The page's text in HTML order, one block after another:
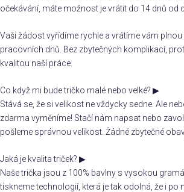
očekávání, máte možnost je vrátit do 14 dnů od
Vaši žádost vyřídíme rychle a vrátíme vám
pracovních dnů. Bez zbytečných komplikací,
kvalitou naší práce.
Co když mi bude tričko malé nebo velké? ▶
Stává se, že si velikost ne vždycky sedne. Ale
zdarma vyměníme! Stačí nám napsat nebo
pošleme správnou velikost. Žádné zbytečné
Jaká je kvalita triček? ▶
Naše trička jsou z 100% bavlny s vysokou
tiskneme technologií, která je tak odolná, že i po